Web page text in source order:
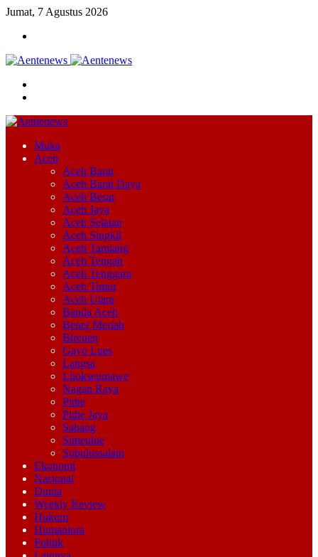
Jumat, 7 Agustus 2026
Muka
Aceh
Aceh Barat
Aceh Barat Daya
Aceh Besar
Aceh Jaya
Aceh Selatan
Aceh Singkil
Aceh Tamiang
Aceh Tengah
Aceh Tenggara
Aceh Timur
Aceh Utara
Banda Aceh
Bener Meriah
Bireuen
Gayo Lues
Langsa
Lhokseumawe
Nagan Raya
Pidie
Pidie Jaya
Sabang
Simeulue
Subulussalam
Ekonomi
Nasional
Dunia
Weekly Review
Hukum
Humaniora
Politik